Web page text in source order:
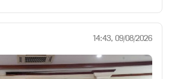
14:43, 09/08/2026